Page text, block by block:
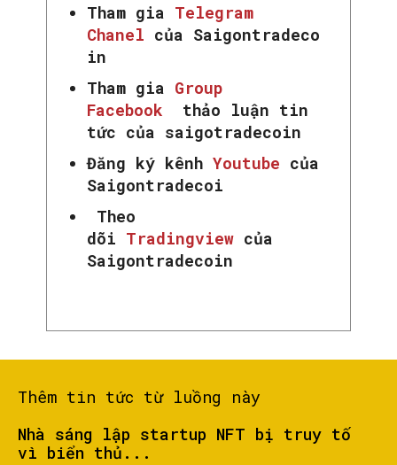
Tham gia Telegram
Chanel của Saigontradeco
in
Tham gia Group
Facebook
thảo luận tin
tức của saigotradecoin
Đăng ký kênh Youtube của
Saigontradecoi
Theo
dõi Tradingview của
Saigontradecoin
Thêm tin tức từ luồng này
Nhà sáng lập startup NFT bị truy tố
vì biển thủ...